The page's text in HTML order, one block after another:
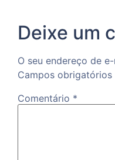
Deixe um
O seu endereço de
Campos
Comentário *